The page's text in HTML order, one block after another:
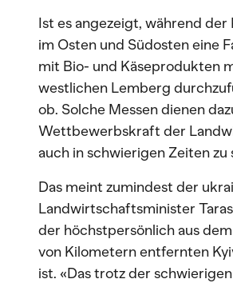
Ist es angezeigt, während
im Osten und Südosten eine
mit Bio- und Käseprodukten
westlichen Lemberg
ob. Solche Messen dienen
Wettbewerbskraft der
auch in schwierigen Zeiten zu
Das meint zumindest der
Landwirtschaftsminister
der höchstpersönlich aus
von Kilometern entfernten
ist. «Das trotz der